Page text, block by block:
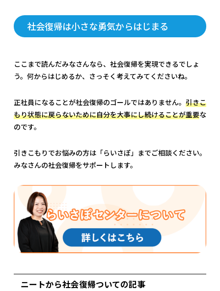
社会復帰は小さな勇気からはじまる
ここまで読んだみなさんなら、社会復帰を実現できるでしょ
う。何からはじめるか、さっそく考えてみてくださいね。
正社員になることが社会復帰のゴールではありません。 引きこ
もり状態に戻らないために自分を大事にし続けることが重要な
のです。
引きこもりでお悩みの方は「らいさぽ」までご相談ください。
みなさんの社会復帰をサポートします。
ニートから社会復帰ついての記事